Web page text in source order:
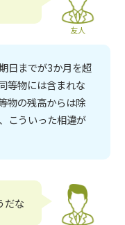
友人
日までが3か月を超
等物には含まれな
物の残高からは除
こういった相違が
だな